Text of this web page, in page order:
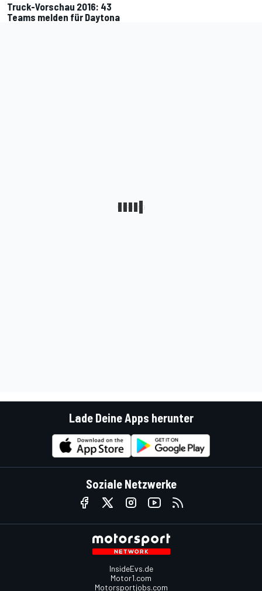
Truck-Vorschau 2016: 43
Teams melden für Daytona
Lade Deine Apps herunter
Soziale Netzwerke
InsideEvs.de
Motor1.com
Motorsportjobs.com